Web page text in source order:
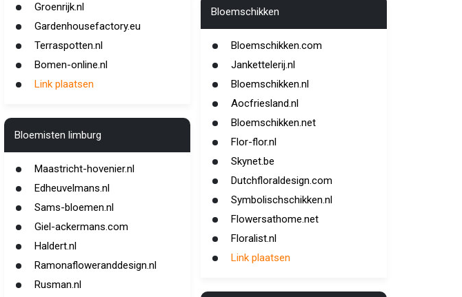
Groenrijk.nl
Gardenhousefactory.eu
Terraspotten.nl
Bomen-online.nl
Link plaatsen
Bloemisten limburg
Maastricht-hovenier.nl
Edheuvelmans.nl
Sams-bloemen.nl
Giel-ackermans.com
Haldert.nl
Ramonafloweranddesign.nl
Rusman.nl
Bloemschikken
Bloemschikken.com
Jankettelerij.nl
Bloemschikken.nl
Aocfriesland.nl
Bloemschikken.net
Flor-flor.nl
Skynet.be
Dutchfloraldesign.com
Symbolischschikken.nl
Flowersathome.net
Floralist.nl
Link plaatsen